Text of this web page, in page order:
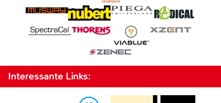
Interessante Links: